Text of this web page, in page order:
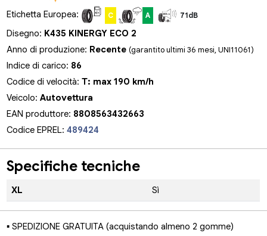
Etichetta Europea:
C A 71dB
Disegno: K435 KINERGY ECO 2
Anno di produzione: Recente(garantito ultimi 36 mesi, UNI11061)
Indice di carico: 86
Codice di velocità:T: max 190 km/h
Veicolo:Autovettura
EAN produttore: 8808563432663
Codice EPREL:489424
Specifiche tecniche
XL Sì
▪ SPEDIZIONE GRATUITA (acquistando almeno 2 gomme)